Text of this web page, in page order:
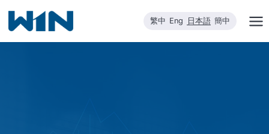
を
繁中 Eng 日本語 簡中